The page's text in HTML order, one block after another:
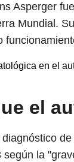
Asperger
Mundial.
en el
el
la